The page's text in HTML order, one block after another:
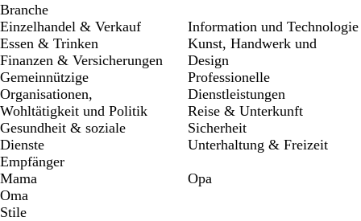
Branche
Einzelhandel & Verkauf
Essen & Trinken
Finanzen & Versicherungen
Gemeinnützige
Organisationen,
Wohltätigkeit und Politik
Gesundheit & soziale
Dienste
Information und Technologie
Kunst, Handwerk und
Design
Professionelle
Dienstleistungen
Reise & Unterkunft
Sicherheit
Unterhaltung & Freizeit
Empfänger
Mama
Oma
Opa
Stile